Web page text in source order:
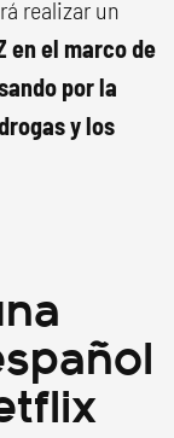
realizar un
en el marco de
por la
y los